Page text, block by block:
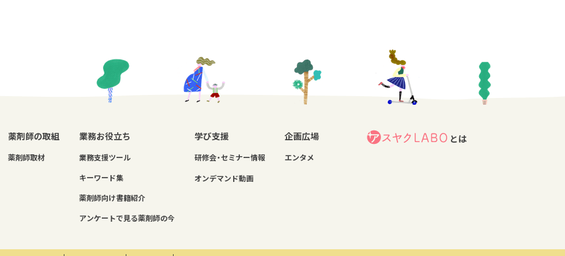
薬剤師の取組
薬剤師取材
業務お役立ち
業務支援ツール
キーワード集
薬剤師向け書籍紹介
アンケートで見る薬剤師の今
学び支援
研修会・セミナー情報
オンデマンド動画
企画広場
エンタメ
とは